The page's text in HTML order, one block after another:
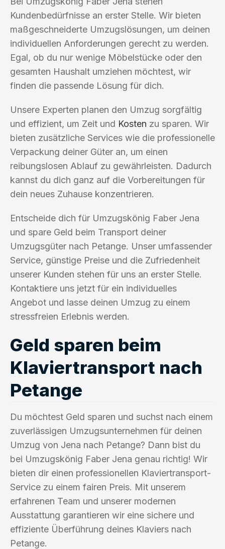
Kundenbedürfnisse an erster Stelle. Wir bieten
maßgeschneiderte Umzugslösungen, um deinen
individuellen Anforderungen gerecht zu werden.
Egal, ob du nur wenige Möbelstücke oder den
gesamten Haushalt umziehen möchtest, wir
finden die passende Lösung für dich.
Unsere Experten planen den Umzug sorgfältig
und effizient, um Zeit und Kosten zu sparen. Wir
bieten zusätzliche Services wie die professionelle
Verpackung deiner Güter an, um einen
reibungslosen Ablauf zu gewährleisten. Dadurch
kannst du dich ganz auf die Vorbereitungen für
dein neues Zuhause konzentrieren.
Entscheide dich für Umzugskönig Faber Jena
und spare Geld beim Transport deiner
Umzugsgüter nach Petange. Unser umfassender
Service, günstige Preise und die Zufriedenheit
unserer Kunden stehen für uns an erster Stelle.
Kontaktiere uns jetzt für ein individuelles
Angebot und lasse deinen Umzug zu einem
stressfreien Erlebnis werden.
Geld sparen beim
Klaviertransport nach
Petange
Du möchtest Geld sparen und suchst nach einem
zuverlässigen Umzugsunternehmen für deinen
Umzug von Jena nach Petange? Dann bist du
bei Umzugskönig Faber Jena genau richtig! Wir
bieten dir einen professionellen Klaviertransport-
Service zu einem fairen Preis. Mit unserem
erfahrenen Team und unserer modernen
Ausstattung garantieren wir eine sichere und
effiziente Überführung deines Klaviers nach
Petange.